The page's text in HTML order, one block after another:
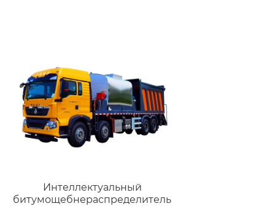
Интеллектуальный
битумощебнераспределитель